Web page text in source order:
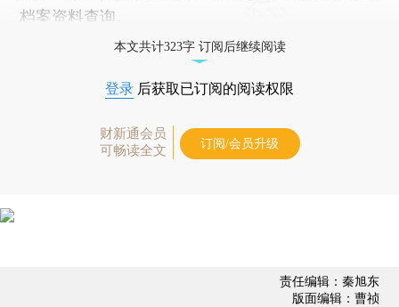
档案资料查询。
本文共计323字 订阅后继续阅读
登录 后获取已订阅的阅读权限
财新通会员
可畅读全文
订阅/会员升级
责任编辑：秦旭东
版面编辑：曹祯